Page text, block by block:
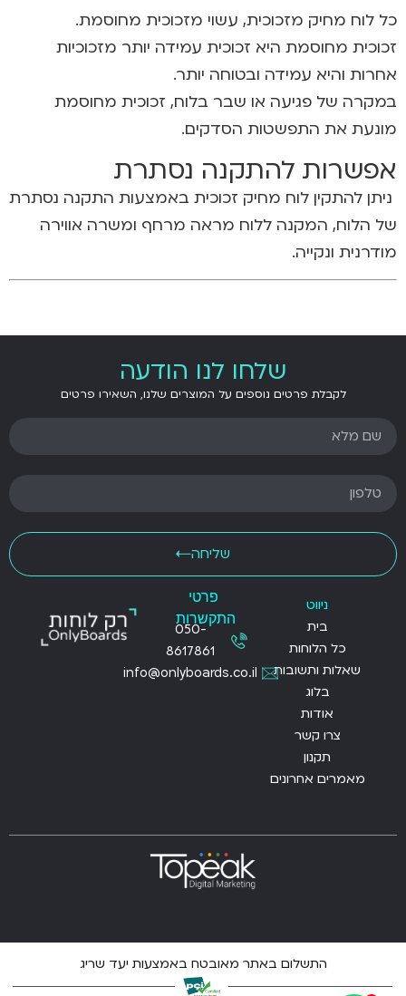
כל לוח מחיק מזכוכית, עשוי מזכוכית מחוסמת.
זכוכית מחוסמת היא זכוכית עמידה יותר מזכוכיות
אחרות והיא עמידה ובטוחה יותר.
במקרה של פגיעה או שבר בלוח, זכוכית מחוסמת
מונעת את התפשטות הסדקים.
אפשרות להתקנה נסתרת
ניתן להתקין לוח מחיק זכוכית באמצעות התקנה נסתרת
של הלוח, המקנה ללוח מראה מרחף ומשרה אווירה
מודרנית ונקייה.
שלחו לנו הודעה
לקבלת פרטים נוספים על המוצרים שלנו, השאירו פרטים
שליחה
ניווט
בית
כל הלוחות
שאלות ותשובות
בלוג
אודות
צרו קשר
תקנון
מאמרים אחרונים
פרטי
התקשרות
050-
8617861
info@onlyboards.co.il
התשלום באתר מאובטח באמצעות יעד שריג